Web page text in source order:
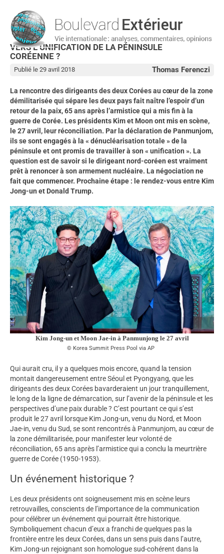
VERS L’UNIFICATION DE LA PÉNINSULE
CORÉENNE ?
Thomas Ferenczi
Publié le 29 avril 2018
La rencontre des dirigeants des deux Corées au cœur de la zone
démilitarisée qui sépare les deux pays fait naître l’espoir d’un
retour de la paix, 65 ans après l’armistice qui a mis fin à la
guerre de Corée. Les présidents Kim et Moon ont mis en scène,
le 27 avril, leur réconciliation. Par la déclaration de Panmunjom,
ils se sont engagés à la « dénucléarisation totale » de la
péninsule et ont promis de travailler à son « unification ». La
question est de savoir si le dirigeant nord-coréen est vraiment
prêt à renoncer à son armement nucléaire. La négociation ne
fait que commencer. Prochaine étape : le rendez-vous entre Kim
Jong-un et Donald Trump.
Kim Jong-un et Moon Jae-in à Panmunjong le 27 avril
Korea Summit Press Pool via AP
Qui aurait cru, il y a quelques mois encore, quand la tension
montait dangereusement entre Séoul et Pyongyang, que les
dirigeants des deux Corées bavarderaient un jour tranquillement,
le long de la ligne de démarcation, sur l’avenir de la péninsule et les
perspectives d’une paix durable ? C’est pourtant ce qui s’est
produit le 27 avril lorsque Kim Jong-un, venu du Nord, et Moon
Jae-in, venu du Sud, se sont rencontrés à Panmunjom, au cœur de
la zone démilitarisée, pour manifester leur volonté de
réconciliation, 65 ans après l’armistice qui a conclu la meurtrière
guerre de Corée (1950-1953).
Un événement historique ?
Les deux présidents ont soigneusement mis en scène leurs
retrouvailles, conscients de l’importance de la communication
pour célébrer un événement qui pourrait être historique.
Symboliquement chacun d’eux a franchi de quelques pas la
frontière entre les deux Corées, dans un sens puis dans l’autre,
Kim Jong-un rejoignant son homologue sud-cohérent dans la